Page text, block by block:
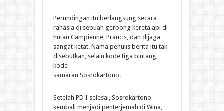
Perundingan itu berlangsung secara
rahasia di sebuah gerbong kereta api di
hutan Campienne, Prancis, dan dijaga
sangat ketat. Nama penulis berita itu tak
disebutkan, selain kode tiga bintang,
kode
samaran Sosrokartono.
Setelah PD I selesai, Sosrokartono
kembali menjadi penterjemah di Wina,